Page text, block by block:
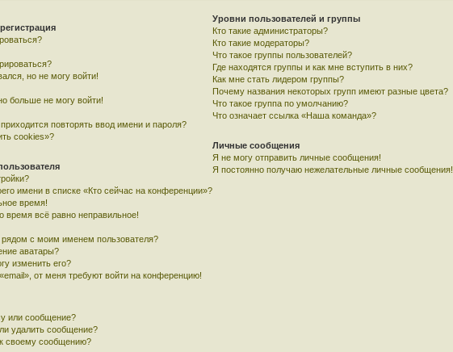
но не могу войти!
больше не могу войти!
повторять ввод имени и пароля?
cookies»?
имени в списке «Кто сейчас на конференции»?
время!
время всё равно неправильное!
рядом с моим именем пользователя?
аватары?
изменить его?
от меня требуют войти на конференцию!
или сообщение?
удалить сообщение?
своему сообщению?
Уровни пользователей и группы
Кто такие администраторы?
Кто такие модераторы?
Что такое группы пользователей?
Где находятся группы и как мне вступить в них?
Как мне стать лидером группы?
Почему названия некоторых групп имеют разные цвета?
Что такое группа по умолчанию?
Что означает ссылка «Наша команда»?
Личные сообщения
Я не могу отправить личные сообщения!
Я постоянно получаю нежелательные личные сообщения!